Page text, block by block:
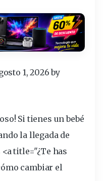
1, 2026 by
Si tienes un bebé
la llegada de
title="¿Te has
cambiar el